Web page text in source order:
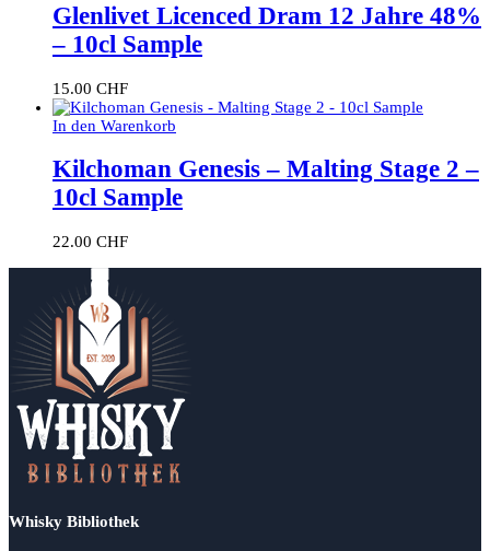
Glenlivet Licenced Dram 12 Jahre 48%
– 10cl Sample
15.00 CHF
In den Warenkorb
Kilchoman Genesis – Malting Stage 2 –
10cl Sample
22.00 CHF
Whisky Bibliothek